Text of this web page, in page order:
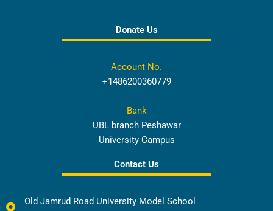
Donate Us
Account No.
+1486200360779
Bank
UBL branch Peshawar
University Campus
Contact Us
Old Jamrud Road University Model School